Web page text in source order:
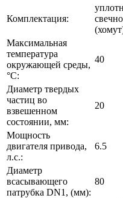
Комплектация:
Максимальная
температура
окружающей среды,
°C:
40
Диаметр твердых
частиц во
взвешенном
состоянии, мм:
20
Мощность
двигателя привода,
л.с.:
6.5
Диаметр
всасывающего
патрубка DN1, (мм):
80